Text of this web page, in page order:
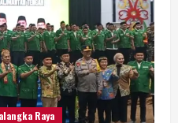
Raya